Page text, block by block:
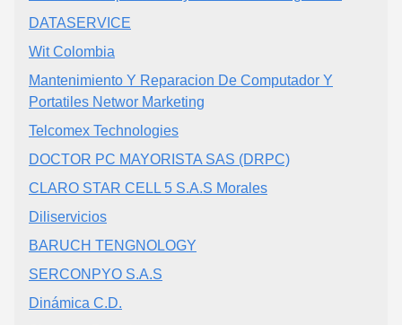
DATASERVICE
Wit Colombia
Mantenimiento Y Reparacion De Computador Y
Portatiles Networ Marketing
Telcomex Technologies
DOCTOR PC MAYORISTA SAS (DRPC)
CLARO STAR CELL 5 S.A.S Morales
Diliservicios
BARUCH TENGNOLOGY
SERCONPYO S.A.S
Dinámica C.D.